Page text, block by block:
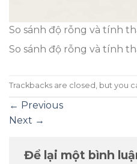
So sánh độ rỗng và tính
So sánh độ rỗng và tính
Trackbacks are closed, but you
← Previous
Next →
Để lại một bình